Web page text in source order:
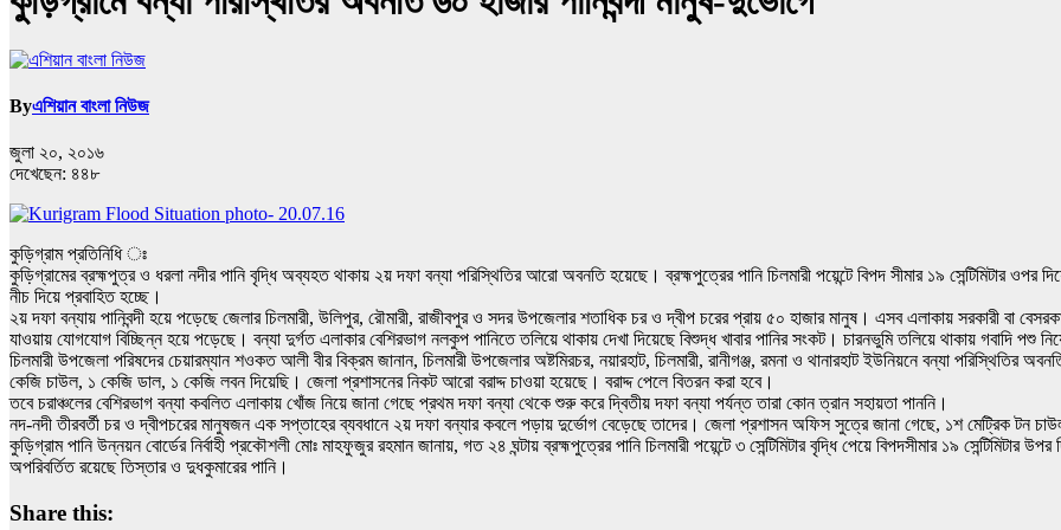
Byএশিয়ান বাংলা নিউজ
জুলা ২০, ২০১৬
দেখেছেন: ৪৪৮
কুড়িগ্রাম প্রতিনিধি ঃ
কুড়িগ্রামের ব্রহ্মপুত্র ও ধরলা নদীর পানি বৃদ্ধি অব্যহত থাকায় ২য় দফা বন্যা পরিস্থিতির আরো অবনতি হয়েছে। ব্রহ্মপুত্রের পানি চিলমারী পয়েন্টে বিপদ সীমার ১৯ সেন্টিমিটার ওপর
নীচ দিয়ে প্রবাহিত হচ্ছে।
২য় দফা বন্যায় পানিবন্দী হয়ে পড়েছে জেলার চিলমারী, উলিপুর, রৌমারী, রাজীবপুর ও সদর উপজেলার শতাধিক চর ও দ্বীপ চরের প্রায় ৫০ হাজার মানুষ। এসব এলাকায় সরকারী বা
যাওয়ায় যোগযোগ বিচ্ছিন্ন হয়ে পড়েছে। বন্যা দুর্গত এলাকার বেশিরভাগ নলকুপ পানিতে তলিয়ে থাকায় দেখা দিয়েছে বিশুদ্ধ খাবার পানির সংকট। চারনভুমি তলিয়ে থাকায় গবাদি পশু
চিলমারী উপজেলা পরিষদের চেয়ারম্যান শওকত আলী বীর বিক্রম জানান, চিলমারী উপজেলার অষ্টমিরচর, নয়ারহাট, চিলমারী, রানীগঞ্জ, রমনা ও থানারহাট ইউনিয়নে বন্যা
কেজি চাউল, ১ কেজি ডাল, ১ কেজি লবন দিয়েছি। জেলা প্রশাসনের নিকট আরো বরাদ্দ চাওয়া হয়েছে। বরাদ্দ পেলে বিতরন করা হবে।
তবে চরাঞ্চলের বেশিরভাগ বন্যা কবলিত এলাকায় খোঁজ নিয়ে জানা গেছে প্রথম দফা বন্যা থেকে শুরু করে দ্বিতীয় দফা বন্যা পর্যন্ত তারা কোন ত্রান সহায়তা পাননি।
নদ-নদী তীরবর্তী চর ও দ্বীপচরের মানুষজন এক সপ্তাহের ব্যবধানে ২য় দফা বন্যার কবলে পড়ায় দুর্ভোগ বেড়েছে তাদের। জেলা প্রশাসন অফিস সুত্রে জানা গেছে, ১শ মেট্রিক টন
কুড়িগ্রাম পানি উন্নয়ন বোর্ডের নির্বাহী প্রকৌশলী মোঃ মাহফুজুর রহমান জানায়, গত ২৪ ঘন্টায় ব্রহ্মপুত্রের পানি চিলমারী পয়েন্টে ৩ সেন্টিমিটার বৃদ্ধি পেয়ে বিপদসীমার ১৯ সেন্টিমিটার
অপরিবর্তিত রয়েছে তিস্তার ও দুধকুমারের পানি।
Share this: